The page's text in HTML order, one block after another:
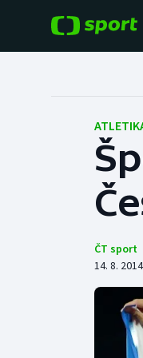
Hokej
Tenis
Cyklistika
ČT sport
14. 8. 2014